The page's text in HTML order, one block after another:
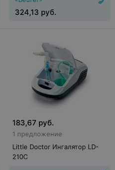
324,13 руб.
183,67 руб.
1 предложение
Little Doctor Ингалятор LD-
210C